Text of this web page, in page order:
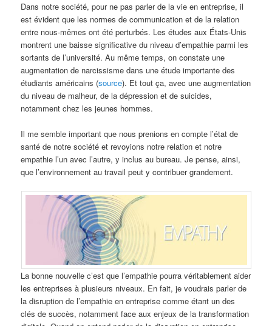
Dans notre société, pour ne pas parler de la vie en entreprise, il
est évident que les normes de communication et de la relation
entre nous-mêmes ont été perturbés. Les études aux États-Unis
montrent une baisse significative du niveau d’empathie parmi les
sortants de l’université. Au même temps, on constate une
augmentation de narcissisme dans une étude importante des
étudiants américains (source). Et tout ça, avec une augmentation
du niveau de malheur, de la dépression et de suicides,
notamment chez les jeunes hommes.
Il me semble important que nous prenions en compte l’état de
santé de notre société et revoyions notre relation et notre
empathie l’un avec l’autre, y inclus au bureau. Je pense, ainsi,
que l’environnement au travail peut y contribuer grandement.
La bonne nouvelle c’est que l’empathie pourra véritablement aider
les entreprises à plusieurs niveaux. En fait, je voudrais parler de
la disruption de l’empathie en entreprise comme étant un des
clés de succès, notamment face aux enjeux de la transformation